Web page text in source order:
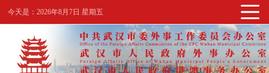
今天是：2026年8月7日 星期五